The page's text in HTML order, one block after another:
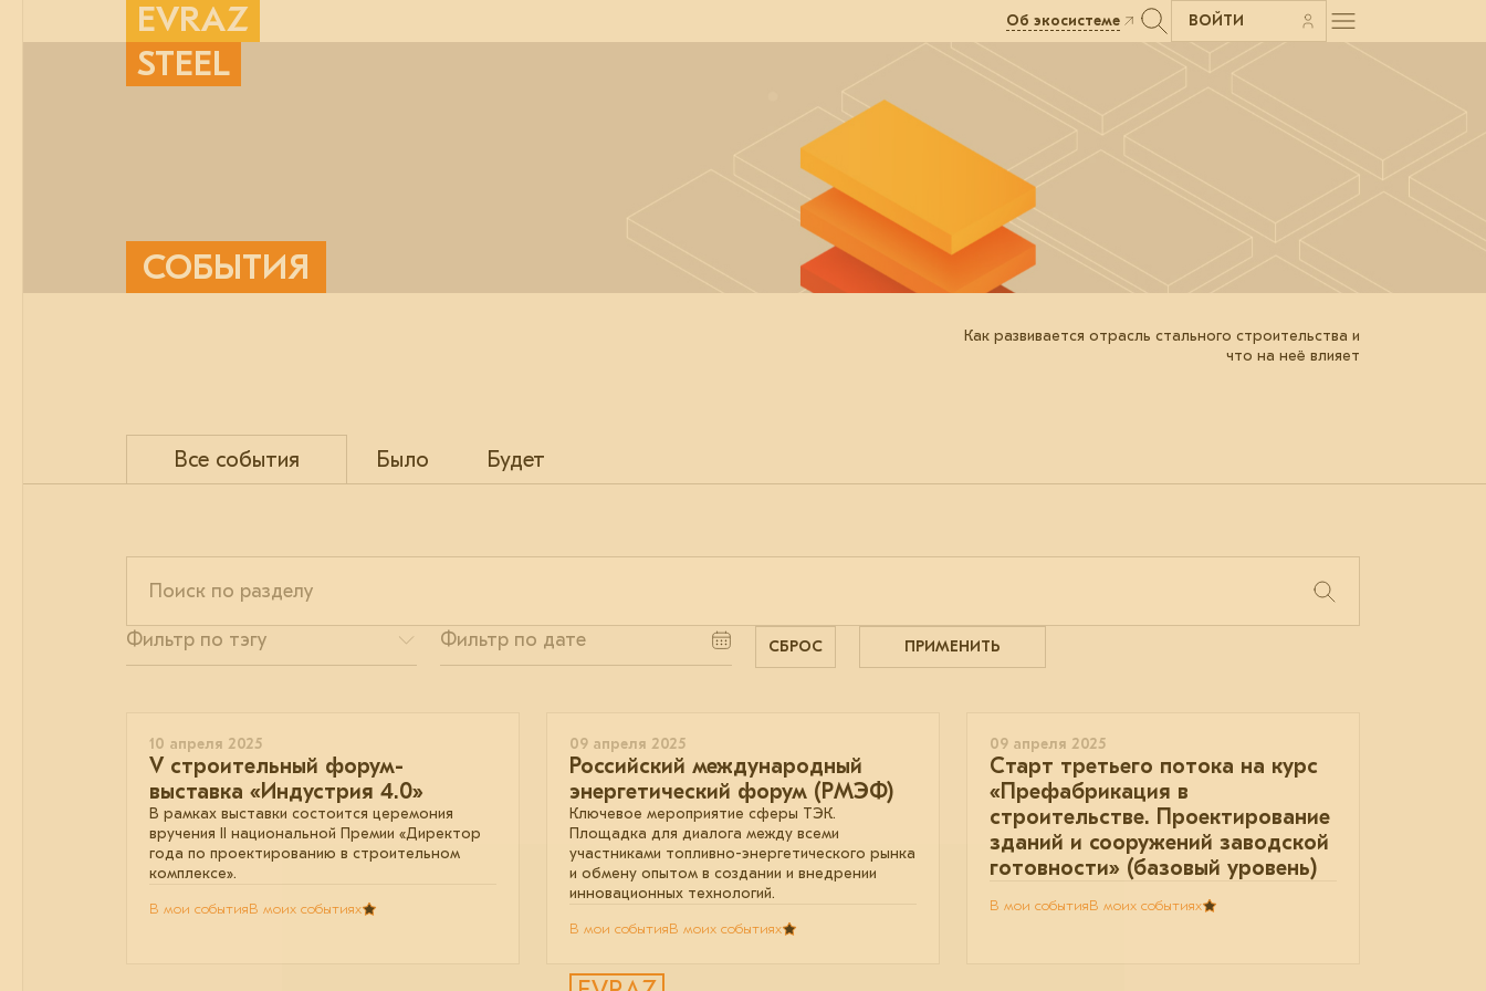
EVRAZ
STEEL
Об экосистеме ВОЙТИ
СОБЫТИЯ
Как развивается отрасль стального строительства и
что на неё влияет
Все события Было Будет
СБРОС ПРИМЕНИТЬ
10 апреля 2025
V строительный форум-
выставка «Индустрия 4.0»
В рамках выставки состоится церемония
вручения II национальной Премии «Директор
года по проектированию в строительном
комплексе».
В мои событияВ моих событиях
09 апреля 2025
Российский международный
энергетический форум (РМЭФ)
Ключевое мероприятие сферы ТЭК.
Площадка для диалога между всеми
участниками топливно-энергетического рынка
и обмену опытом в создании и внедрении
инновационных технологий.
В мои событияВ моих событиях
09 апреля 2025
Старт третьего потока на курс
«Префабрикация в
строительстве. Проектирование
зданий и сооружений заводской
готовности» (базовый уровень)
В мои событияВ моих событиях